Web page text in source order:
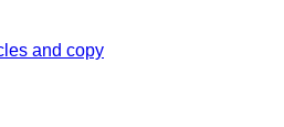
and copy